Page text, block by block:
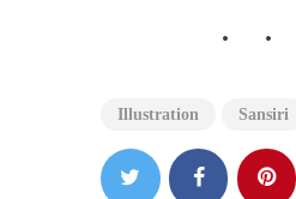
Illustration Sansiri